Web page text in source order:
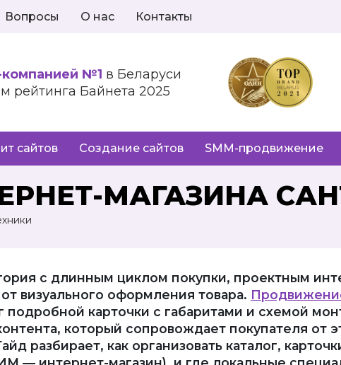
Вопросы О нас Контакты
компанией №1 в Беларуси
рейтинга Байнета 2025
сайтов Создание сайтов SMM-продвижение
МАГАЗИНА
с длинным циклом покупки, проектным
визуального оформления товара.
подробной карточки с габаритами и схемой
который сопровождает покупателя от
разбирает, как организовать каталог,